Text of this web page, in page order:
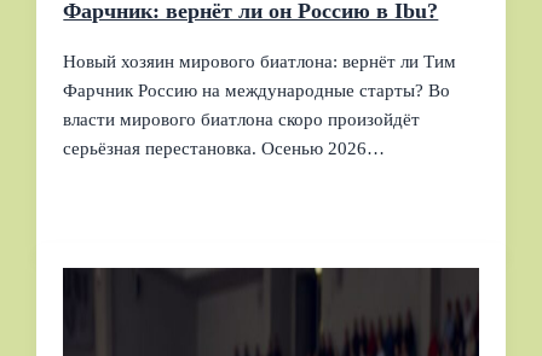
Фарчник: вернёт ли он Россию в Ibu?
Новый хозяин мирового биатлона: вернёт ли Тим
Фарчник Россию на международные старты? Во
власти мирового биатлона скоро произойдёт
серьёзная перестановка. Осенью 2026…